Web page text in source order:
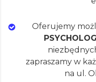
Oferujemy
zapraszamy w
na ul.